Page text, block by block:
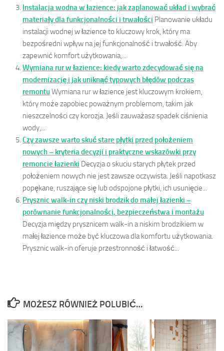
Instalacja wodna w łazience: jak zaplanować układ i wybrać
materiały dla funkcjonalności i trwałości Planowanie układu
instalacji wodnej w łazience to kluczowy krok, który ma
bezpośredni wpływ na jej funkcjonalność i trwałość. Aby
zapewnić komfort użytkowania,...
Wymiana rur w łazience: kiedy warto zdecydować się na
modernizację i jak uniknąć typowych błędów podczas
remontuWymiana rur w łazience jest kluczowym krokiem,
który może zapobiec poważnym problemom, takim jak
nieszczelności czy korozja. Jeśli zauważasz spadek ciśnienia
wody,...
Czy zawsze warto skuć stare płytki przed położeniem
nowych – kryteria decyzji i praktyczne wskazówki przy
remoncie łazienki Decyzja o skuciu starych płytek przed
położeniem nowych nie jest zawsze oczywista. Jeśli napotkasz
popękane, ruszające się lub odspojone płytki, ich usunięcie...
Prysznic walk-in czy niski brodzik do małej łazienki –
porównanie funkcjonalności, bezpieczeństwa i montażu
Decyzja między prysznicem walk-in a niskim brodzikiem w
małej łazience może być kluczowa dla komfortu użytkowania.
Prysznic walk-in oferuje przestronność i łatwość...
MOŻESZ RÓWNIEŻ POLUBIĆ…